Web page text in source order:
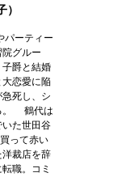
）
パーティー
グルー
爵と結婚
大恋愛に陥
死し、シ
。 鶴代は
た世田谷
って赤い
裁店を辞
職。コミ